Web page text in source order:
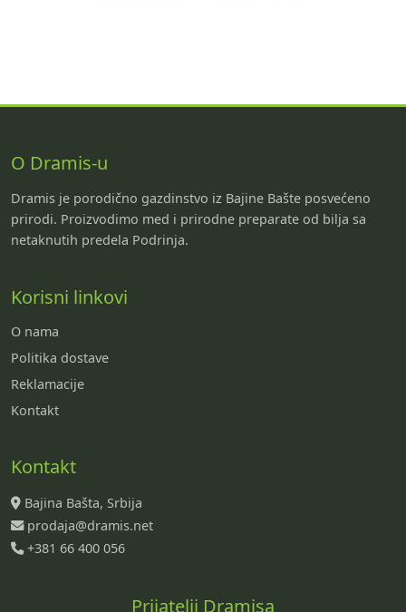
O Dramis-u
Dramis je porodično gazdinstvo iz Bajine Bašte posvećeno
prirodi. Proizvodimo med i prirodne preparate od bilja sa
netaknutih predela Podrinja.
Korisni linkovi
O nama
Politika dostave
Reklamacije
Kontakt
Kontakt
Bajina Bašta, Srbija
prodaja@dramis.net
+381 66 400 056
Prijatelji Dramisa